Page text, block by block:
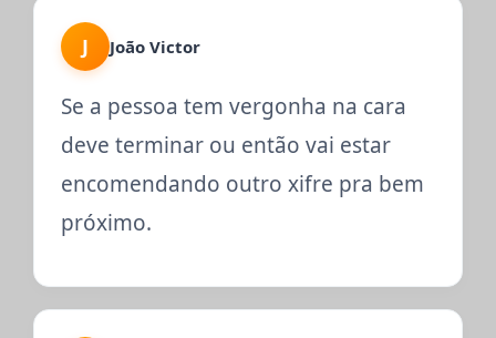
J João Victor
Se a pessoa tem vergonha na cara
deve terminar ou então vai estar
encomendando outro xifre pra bem
próximo.